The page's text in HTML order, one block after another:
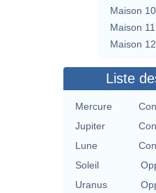
Maison 10
Maison 11
Maison 12
Liste
Mercure
Jupiter
Lune
Soleil
Uranus